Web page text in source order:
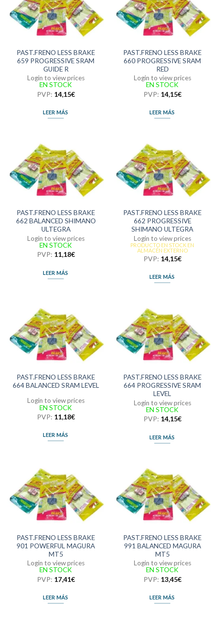
PAST.FRENO LESS BRAKE
659 PROGRESSIVE SRAM
GUIDE R
Login to view prices
EN STOCK
PVP: 14,15€
LEER MÁS
PAST.FRENO LESS BRAKE
660 PROGRESSIVE SRAM
RED
Login to view prices
EN STOCK
PVP: 14,15€
LEER MÁS
PAST.FRENO LESS BRAKE
662 BALANCED SHIMANO
ULTEGRA
Login to view prices
EN STOCK
PVP: 11,18€
LEER MÁS
PAST.FRENO LESS BRAKE
662 PROGRESSIVE
SHIMANO ULTEGRA
Login to view prices
PRODUCTO EN STOCK EN
ALMACÉN EXTERNO
PVP: 14,15€
LEER MÁS
PAST.FRENO LESS BRAKE
664 BALANCED SRAM LEVEL
Login to view prices
EN STOCK
PVP: 11,18€
LEER MÁS
PAST.FRENO LESS BRAKE
664 PROGRESSIVE SRAM
LEVEL
Login to view prices
EN STOCK
PVP: 14,15€
LEER MÁS
PAST.FRENO LESS BRAKE
901 POWERFUL MAGURA
MT5
Login to view prices
EN STOCK
PVP: 17,41€
LEER MÁS
PAST.FRENO LESS BRAKE
991 BALANCED MAGURA
MT5
Login to view prices
EN STOCK
PVP: 13,45€
LEER MÁS